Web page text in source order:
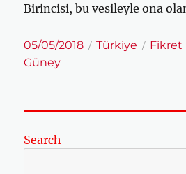
Birincisi, bu vesileyle ona
Yayın
tarihi
05/05/2018 Kategoriler
Türkiye Fikret
Güney
Search